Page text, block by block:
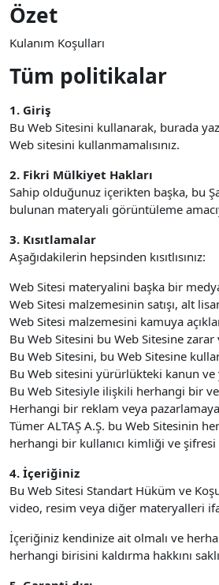
Özet
Kulanım Koşulları
Tüm politikalar
1. Giriş
Bu Web Sitesini kullanarak, burada
Web sitesini kullanmamalısınız.
2. Fikri Mülkiyet Hakları
Sahip olduğunuz içerikten başka, bu
bulunan materyali görüntüleme
3. Kısıtlamalar
Aşağıdakilerin hepsinden kısıtlısınız:
Web Sitesi materyalini başka bir
Web Sitesi malzemesinin satışı, alt
Web Sitesi malzemesini kamuya
Bu Web Sitesini bu Web Sitesine
Bu Web Sitesini, bu Web Sitesine
Bu Web sitesini yürürlükteki kanun
Bu Web Sitesiyle ilişkili herhangi bir
Herhangi bir reklam veya
Tümer ALTAŞ A.Ş. bu Web Sitesinin
herhangi bir kullanıcı kimliği ve
4. İçeriğiniz
Bu Web Sitesi Standart Hüküm ve
video, resim veya diğer materyalleri
İçeriğiniz kendinize ait olmalı ve
herhangi birisini kaldırma hakkını